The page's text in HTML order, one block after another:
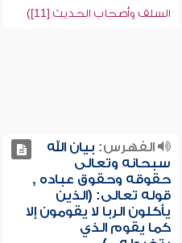
السلف وأصحاب الحديث [11])
الفهرس: بيان الله
سبحانه وتعالى
حقوقه وحقوق عباده ,
قوله تعالى: (الذين
يأكلون الربا لا يقومون إلا
كما يقوم الذي